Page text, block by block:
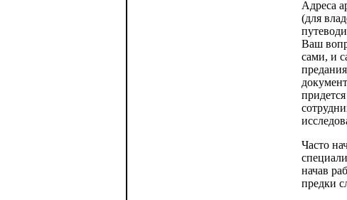
Адреса
(для
Ваш
сами, и
Часто
начав
предки